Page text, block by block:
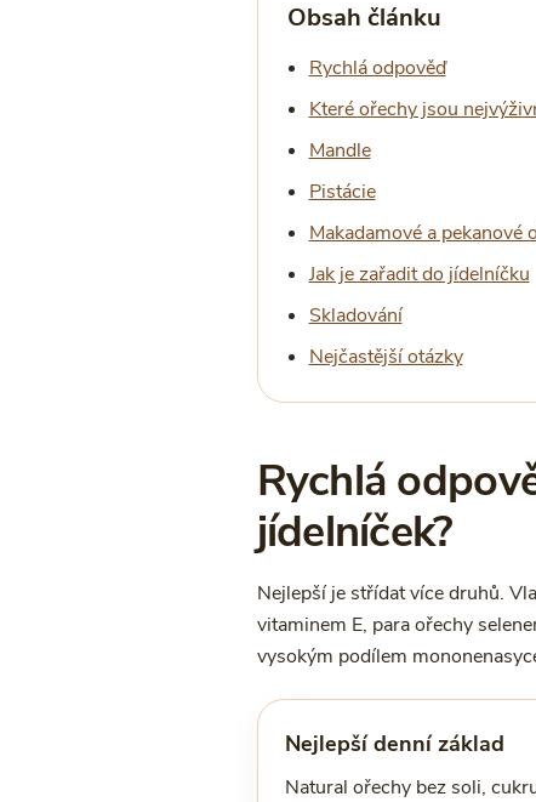
Obsah článku
Rychlá odpověď
Které ořechy jsou
Mandle
Pistácie
Makadamové a pekanové
Jak je zařadit do jídelníčku
Skladování
Nejčastější otázky
Rychlá
jídelníček?
Nejlepší je střídat více druhů.
vitaminem E, para ořechy
vysokým podílem
Nejlepší denní základ
Natural ořechy bez soli,